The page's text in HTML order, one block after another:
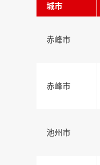
城市
赤峰市
赤峰市
池州市